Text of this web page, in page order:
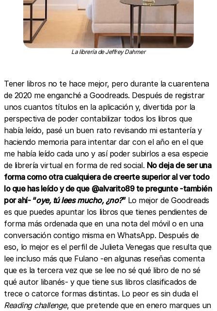
La librería de Jeffrey Dahmer
Tener libros no te hace mejor, pero durante la cuarentena
de 2020 me enganché a Goodreads. Después de registrar
unos cuantos títulos en la aplicación y, divertida por la
perspectiva de poder contabilizar todos los libros que
había leído, pasé un buen rato revisando mi estantería y
haciendo memoria para intentar dar con el año en el que
me había leído cada uno y así poder subirlos a esa especie
de librería virtual en forma de red social. No deja de ser una
forma como otra cualquiera de creerte superior al ver todo
lo que has leído y de que @alvarito89 te pregunte -también
por ahí- “oye, tú lees mucho, ¿no?”Lo mejor de Goodreads
es que puedes apuntar los libros que tienes pendientes de
forma más ordenada que en una nota del móvil o en una
conversación contigo misma en WhatsApp. Después de
eso, lo mejor es el perfil de Julieta Venegas que resulta que
lee incluso más que Fulano -en algunas reseñas comenta
que es la tercera vez que se lee no sé qué libro de no sé
qué autor libanés- y que tiene sus libros clasificados de
trece o catorce formas distintas. Lo peor es sin duda el
Reading challenge, que pretende que en enero marques un